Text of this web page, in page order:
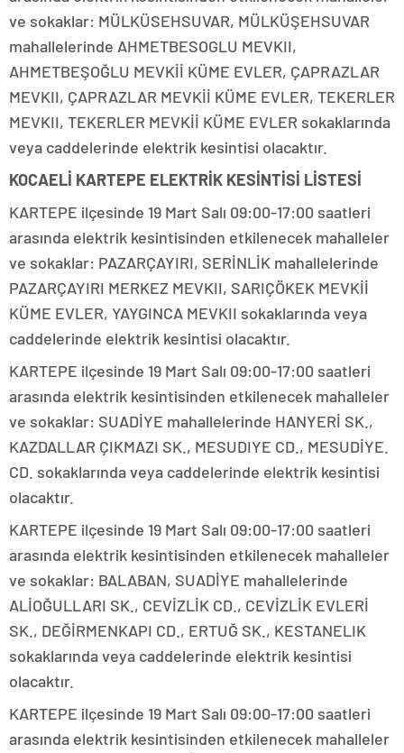
ve sokaklar: MÜLKÜSEHSUVAR, MÜLKÜŞEHSUVAR
mahallelerinde AHMETBESOGLU MEVKII,
AHMETBEŞOĞLU MEVKİİ KÜME EVLER, ÇAPRAZLAR
MEVKII, ÇAPRAZLAR MEVKİİ KÜME EVLER, TEKERLER
MEVKII, TEKERLER MEVKİİ KÜME EVLER sokaklarında
veya caddelerinde elektrik kesintisi olacaktır.
KOCAELİ KARTEPE ELEKTRİK KESİNTİSİ LİSTESİ
KARTEPE ilçesinde 19 Mart Salı 09:00-17:00 saatleri
arasında elektrik kesintisinden etkilenecek mahalleler
ve sokaklar: PAZARÇAYIRI, SERİNLİK mahallelerinde
PAZARÇAYIRI MERKEZ MEVKII, SARIÇÖKEK MEVKİİ
KÜME EVLER, YAYGINCA MEVKII sokaklarında veya
caddelerinde elektrik kesintisi olacaktır.
KARTEPE ilçesinde 19 Mart Salı 09:00-17:00 saatleri
arasında elektrik kesintisinden etkilenecek mahalleler
ve sokaklar: SUADİYE mahallelerinde HANYERİ SK.,
KAZDALLAR ÇIKMAZI SK., MESUDIYE CD., MESUDİYE.
CD. sokaklarında veya caddelerinde elektrik kesintisi
olacaktır.
KARTEPE ilçesinde 19 Mart Salı 09:00-17:00 saatleri
arasında elektrik kesintisinden etkilenecek mahalleler
ve sokaklar: BALABAN, SUADİYE mahallelerinde
ALİOĞULLARI SK., CEVİZLİK CD., CEVİZLİK EVLERİ
SK., DEĞİRMENKAPI CD., ERTUĞ SK., KESTANELIK
sokaklarında veya caddelerinde elektrik kesintisi
olacaktır.
KARTEPE ilçesinde 19 Mart Salı 09:00-17:00 saatleri
arasında elektrik kesintisinden etkilenecek mahalleler